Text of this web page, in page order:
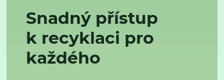
Snadný přístup
k recyklaci pro
každého